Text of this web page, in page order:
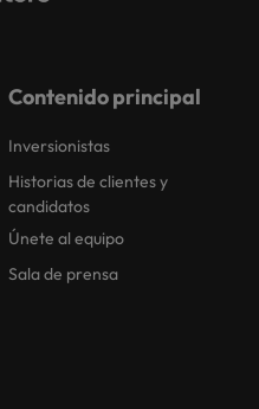
Contenido principal
Inversionistas
Historias de clientes y
candidatos
Únete al equipo
Sala de prensa